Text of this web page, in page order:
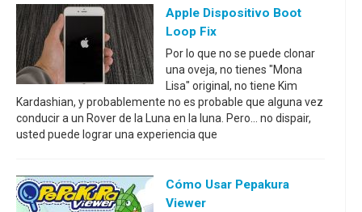
Apple Dispositivo Boot
Loop Fix
Por lo que no se puede clonar
una oveja, no tienes "Mona
Lisa" original, no tiene Kim
Kardashian, y probablemente no es probable que alguna vez
conducir a un Rover de la Luna en la luna. Pero... no dispair,
usted puede lograr una experiencia que
Cómo Usar Pepakura
Viewer